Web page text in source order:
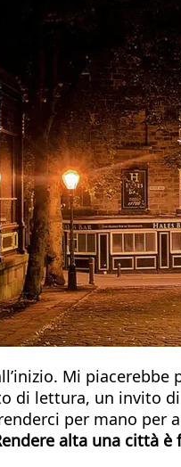
Mi
di lettura, un invito
per mano
alta una città